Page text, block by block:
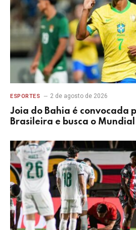
ESPORTES 2 de agosto de 2026
Joia do Bahia é convocada
Brasileira e busca o Mundial